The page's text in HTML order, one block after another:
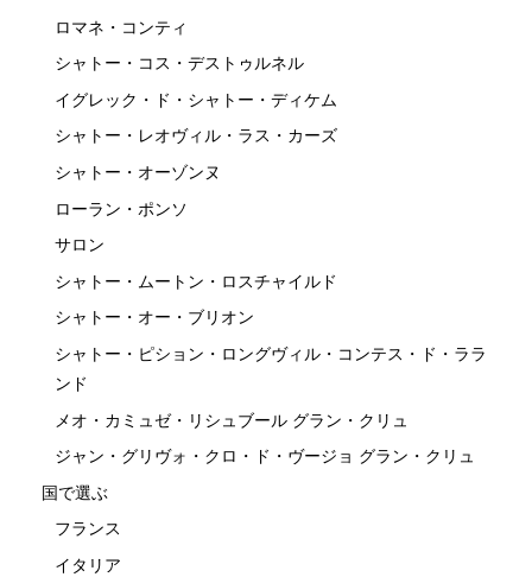
ロマネ・コンティ
シャトー・コス・デストゥルネル
イグレック・ド・シャトー・ディケム
シャトー・レオヴィル・ラス・カーズ
シャトー・オーゾンヌ
ローラン・ポンソ
サロン
シャトー・ムートン・ロスチャイルド
シャトー・オー・ブリオン
シャトー・ピション・ロングヴィル・コンテス・ド・ララ
ンド
メオ・カミュゼ・リシュブール グラン・クリュ
ジャン・グリヴォ・クロ・ド・ヴージョ グラン・クリュ
国で選ぶ
フランス
イタリア